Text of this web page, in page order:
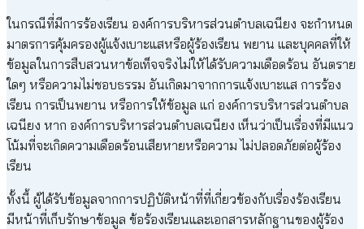
ในกรณีที่มีการร้องเรียน องค์การบริหารส่วนตำบลเฉนียง จะกำหนด
มาตรการคุ้มครองผู้แจ้งเบาะแสหรือผู้ร้องเรียน พยาน และบุคคลที่ให้
ข้อมูลในการสืบสวนหาข้อเท็จจริงไม่ให้ได้รับความเดือดร้อน อันตราย
ใดๆ หรือความไม่ชอบธรรม อันเกิดมาจากการแจ้งเบาะแส การร้อง
เรียน การเป็นพยาน หรือการให้ข้อมูล แก่ องค์การบริหารส่วนตำบล
เฉนียง หาก องค์การบริหารส่วนตำบลเฉนียง เห็นว่าเป็นเรื่องที่มีแนว
โน้มที่จะเกิดความเดือดร้อนเสียหายหรือความ ไม่ปลอดภัยต่อผู้ร้อง
เรียน
ทั้งนี้ ผู้ได้รับข้อมูลจากการปฏิบัติหน้าที่ที่เกี่ยวข้องกับเรื่องร้องเรียน
มีหน้าที่เก็บรักษาข้อมูล ข้อร้องเรียนและเอกสารหลักฐานของผู้ร้อง